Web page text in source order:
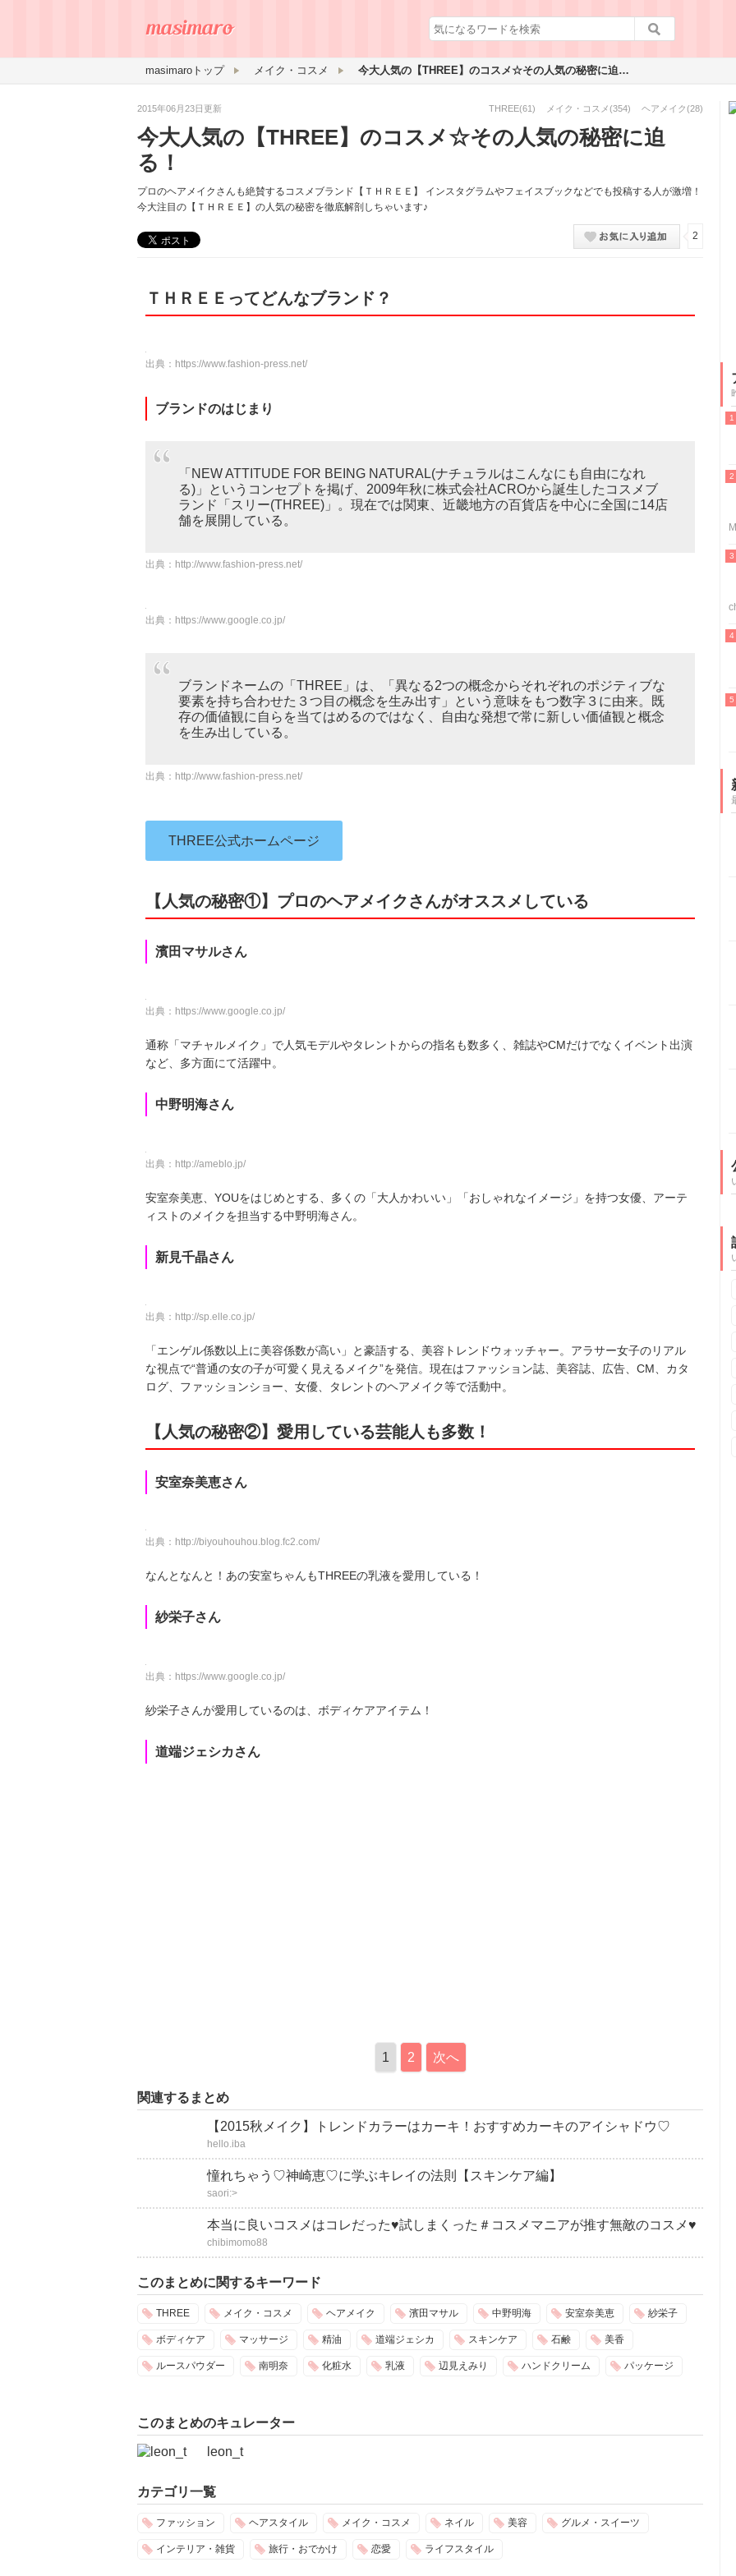
masimaroトップ メイク・コスメ 今大人気の【THREE】のコスメ☆その人気の秘密に迫る！
2015年06月23日更新 THREE(61) メイク・コスメ(354) ヘアメイク(28)
今大人気の【THREE】のコスメ☆その人気の秘密に迫
る！
プロのヘアメイクさんも絶賛するコスメブランド【ＴＨＲＥＥ】 インスタグラムやフェイスブックなどでも投稿する人が激増！
今大注目の【ＴＨＲＥＥ】の人気の秘密を徹底解剖しちゃいます♪
2
ＴＨＲＥＥってどんなブランド？
出典： https://www.fashion-press.net/
ブランドのはじまり
「NEW ATTITUDE FOR BEING NATURAL(ナチュラルはこんなにも自由になれ
る)」というコンセプトを掲げ、2009年秋に株式会社ACROから誕生したコスメブ
ランド「スリー(THREE)」。現在では関東、近畿地方の百貨店を中心に全国に14店
舗を展開している。
出典： http://www.fashion-press.net/
出典： https://www.google.co.jp/
ブランドネームの「THREE」は、「異なる2つの概念からそれぞれのポジティブな
要素を持ち合わせた３つ目の概念を生み出す」という意味をもつ数字３に由来。既
存の価値観に自らを当てはめるのではなく、自由な発想で常に新しい価値観と概念
を生み出している。
出典： http://www.fashion-press.net/
THREE公式ホームページ
【人気の秘密①】プロのヘアメイクさんがオススメしている
濱田マサルさん
出典： https://www.google.co.jp/
通称「マチャルメイク」で人気モデルやタレントからの指名も数多く、雑誌やCMだけでなくイベント出演
など、多方面にて活躍中。
中野明海さん
出典： http://ameblo.jp/
安室奈美恵、YOUをはじめとする、多くの「大人かわいい」「おしゃれなイメージ」を持つ女優、アーテ
ィストのメイクを担当する中野明海さん。
新見千晶さん
出典： http://sp.elle.co.jp/
「エンゲル係数以上に美容係数が高い」と豪語する、美容トレンドウォッチャー。アラサー女子のリアル
な視点で“普通の女の子が可愛く見えるメイク”を発信。現在はファッション誌、美容誌、広告、CM、カタ
ログ、ファッションショー、女優、タレントのヘアメイク等で活動中。
【人気の秘密②】愛用している芸能人も多数！
安室奈美恵さん
出典： http://biyouhouhou.blog.fc2.com/
なんとなんと！あの安室ちゃんもTHREEの乳液を愛用している！
紗栄子さん
出典： https://www.google.co.jp/
紗栄子さんが愛用しているのは、ボディケアアイテム！
道端ジェシカさん
1 2 次へ
関連するまとめ
【2015秋メイク】トレンドカラーはカーキ！おすすめカーキのアイシャドウ♡
hello.iba
憧れちゃう♡神崎恵♡に学ぶキレイの法則【スキンケア編】
saori:>
本当に良いコスメはコレだった♥試しまくった＃コスメマニアが推す無敵のコスメ♥
chibimomo88
このまとめに関するキーワード
THREE メイク・コスメ ヘアメイク 濱田マサル 中野明海 安室奈美恵 紗栄子
ボディケア マッサージ 精油 道端ジェシカ スキンケア 石鹸 美香
ルースパウダー 南明奈 化粧水 乳液 辺見えみり ハンドクリーム パッケージ
このまとめのキュレーター
leon_t
カテゴリ一覧
ファッション ヘアスタイル メイク・コスメ ネイル 美容 グルメ・スイーツ
インテリア・雑貨 旅行・おでかけ 恋愛 ライフスタイル